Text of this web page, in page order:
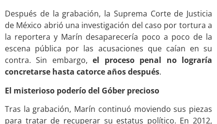
Después de la grabación, la Suprema Corte de Justicia
de México abrió una investigación del caso por tortura a
la reportera y Marín desaparecería poco a poco de la
escena pública por las acusaciones que caían en su
contra. Sin embargo,el proceso penal no lograría
concretarse hasta catorce años después.
El misterioso poderío del Góber precioso
Tras la grabación, Marín continuó moviendo sus piezas
para tratar de recuperar su estatus político. En 2012,